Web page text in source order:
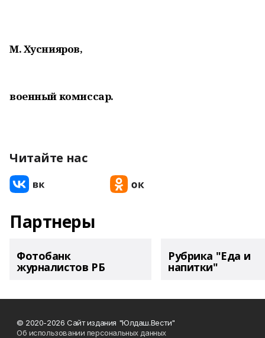
М. Хуснияров,
военный комиссар.
Читайте нас
Партнеры
Фотобанк
журналистов РБ
Рубрика "Еда и
напитки"
© 2020-2026 Сайт издания "Юлдаш.Вести"
Об использовании персональных данных